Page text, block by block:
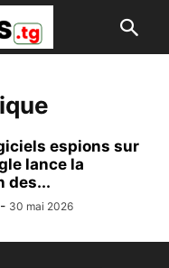
espions sur
lance la
des...
- 30 mai 2026